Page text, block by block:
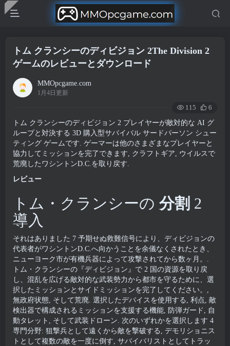
トム クランシーのディビジョン 2The Division 2
ゲームのレビューとダウンロード
MMOpcgame.com
1月4日更新
115
6
トム クランシーのディビジョン 2 プレイヤーが敵対的な AI グ
ループと対決する 3D 購入型サバイバル サードパーソン シュー
ティング ゲームです. ゲーマーは他のさまざまなプレイヤーと
協力してミッションを完了できます, クラフトギア, ウイルスで
荒廃したワシントンD.C.を取り戻す.
レビュー
トム・クランシーの 分割 2
導入
それはありました 7 予期せぬ救難信号により、ディビジョンの
代表者がワシントンD.C.へ向かうことを余儀なくされたとき、
ニューヨーク市が有機兵器によって攻撃されてから数ヶ月。.
トム・クランシーの『ディビジョン』で 2 国の資源を取り戻
し、混乱を広げる敵対的な武装勢力から都市を守るために、選
択したミッションとサイドミッションを完了してください。,
無政府状態, そして荒廃. 選択したデバイスを使用する, 利点, 敵
検出器で構成されるミッションを支援する機能, 防弾ガード, 自
動タレット, そして武装ドローン. 次のいずれかを選択します 4
専門分野: 狙撃兵として遠くから敵を撃破する, デモリショニス
トとして複数の敵を一度に倒す, サバイバリストとしてトラッ